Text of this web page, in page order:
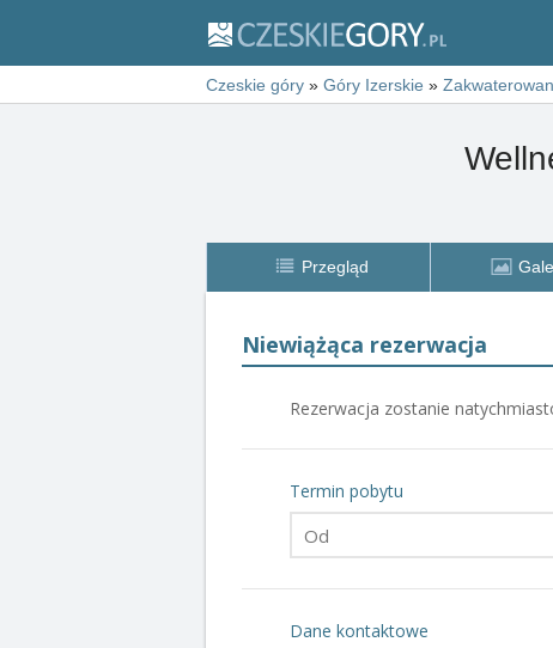
Czeskie góry » Góry Izerskie »
Przegląd
Niewiążąca rezerwacja
Rezerwacja
Termin pobytu
Dane kontaktowe